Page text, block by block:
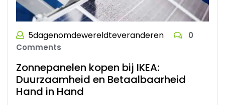
5dagenomdewereldteveranderen
0
Comments
Zonnepanelen kopen bij IKEA:
Duurzaamheid en Betaalbaarheid
Hand in Hand